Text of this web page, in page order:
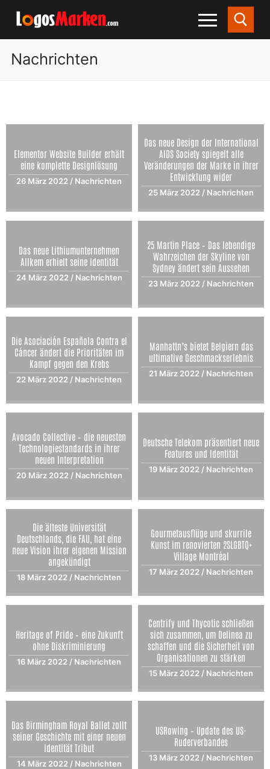
Nachrichten
Elementor Website Builder erhält
eine komplette Designlösung
26 März 2022/ Nachrichten
Das neue Design der International
AIDS Society spiegelt alle
Veränderungen der Marke in ihrer
Entwicklung wider
25 März 2022/ Nachrichten
Das neue Lithiumunternehmen
Allkem erhielt seine Identität
24 März 2022 / Nachrichten
25 Martin Place – Das lebendige
Wahrzeichen der Skyline von
Sydney ändert sein Aussehen
23 März 2022 / Nachrichten
Die Asociación Española Contra el
Cáncer ändert die Prioritäten im
Kampf gegen den Krebs
22 März 2022 / Nachrichten
Manhattn’s bietet Belgiern das
ultimative Geschmackserlebnis
21 März 2022 / Nachrichten
Avocado Collective – die neuesten
Technologiestandards in ihrer
neuen Interpretation
20 März 2022 / Nachrichten
Deutsche Telekom präsentiert neue
Features und Identität
19 März 2022/ Nachrichten
Die älteste Universität
Deutschlands, die FAU, hat eine
neue Vision ihrer eigenen Mission
angekündigt
18 März 2022 / Nachrichten
Gourmetausflüge und skurrile
Kunst im renovierten 2SLGBTQ+
Village Montréal
17 März 2022 / Nachrichten
Heritage of Pride – eine Zukunft
ohne Diskriminierung
16 März 2022 / Nachrichten
Centrify und Thycotic schließen
sich zusammen, um Delinea zu
schaffen und die Sicherheit von
Organisationen zu stärken
15 März 2022 / Nachrichten
Das Birmingham Royal Ballet zollt
seiner Geschichte mit einer neuen
Identität Tribut
14 März 2022 / Nachrichten
USRowing – Update des US-
Ruderverbandes
13 März 2022/ Nachrichten